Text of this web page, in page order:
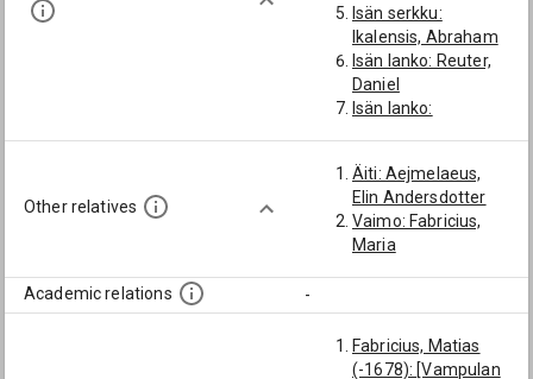
Isän serkku:
Ikalensis, Abraham
Isän lanko: Reuter,
Daniel
Isän lanko:
Isän lanko: Laxenius,
Tomas
Isän lanko: Kriander,
Jakob
Isän serkku:
Gustaf
Pikkuserkku:
Other relatives
Äiti: Aejmelaeus,
Elin Andersdotter
Vaimo: Fabricius,
Maria
Academic relations -
Fabricius, Matias
(-1678): [Vampulan